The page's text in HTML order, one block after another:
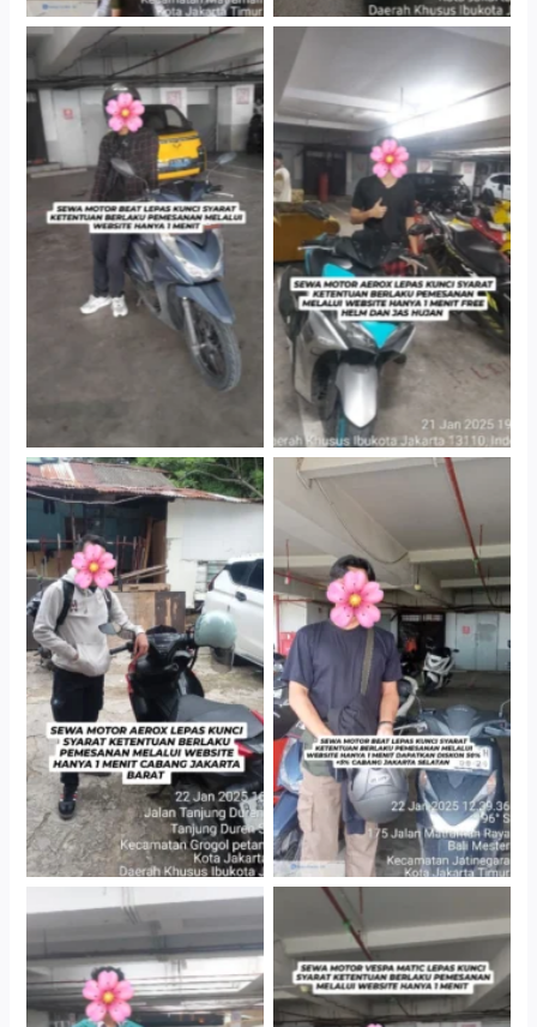
Cityplaza Jatinegara
Gedung Parkir P6A
Cityplaza Jatinegara
Gedung Parkir P6A
Cabang Jakarta Barat
Cityplaza Jatinegara
Gedung Parkir P6A